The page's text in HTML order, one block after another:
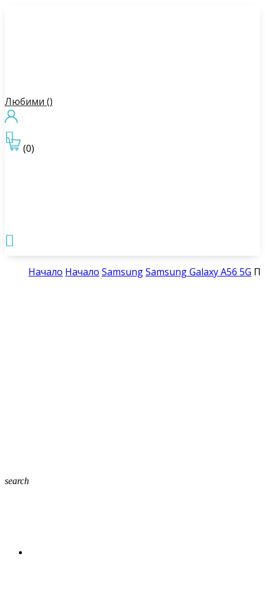
Любими ()
(0)


Начало Начало SamsungSamsung Galaxy A56 5G
search